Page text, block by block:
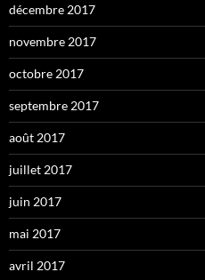
décembre 2017
novembre 2017
octobre 2017
septembre 2017
août 2017
juillet 2017
juin 2017
mai 2017
avril 2017